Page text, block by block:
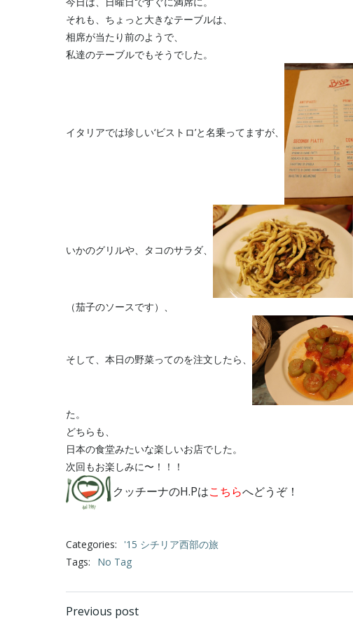
それも、ちょっと大きなテーブルは、
相席が当たり前のようで、
私達のテーブルでもそうでした。
イタリアでは珍しい‘ビストロ’と名乗ってますが、
いかのグリルや、タコのサラダ、
（茄子のソースです）、
そして、本日の野菜ってのを注文したら、
た。
どちらも、
日本の食堂みたいな楽しいお店でした。
次回もお楽しみに〜！！！
クッチーナのH.Pはこちらへどうぞ！
Categories:
'15 シチリア西部の旅
Tags:
No Tag
Post
Previous post